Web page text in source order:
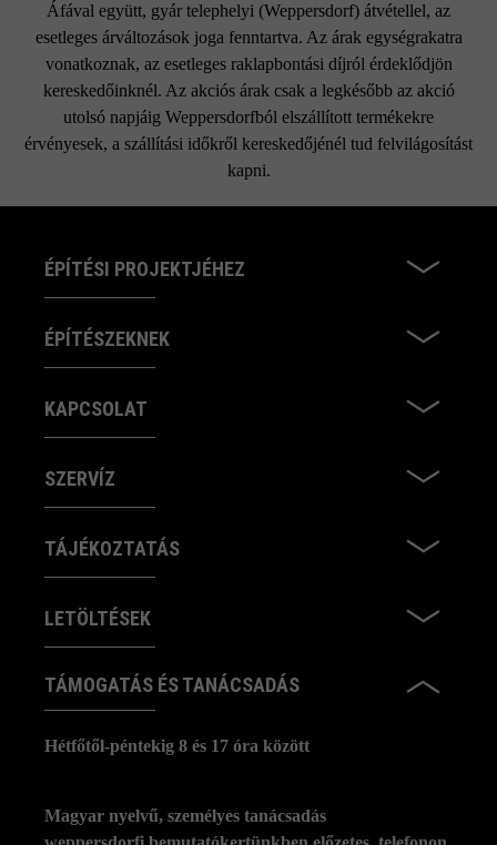
Különböző formátumok használata esetén gyártási okok
miatt színeltérések adódhatnak.
Áfával együtt, gyár telephelyi (Weppersdorf) átvétellel, az
esetleges árváltozások joga fenntartva. Az árak egységrakatra
vonatkoznak, az esetleges raklapbontási díjról érdeklődjön
kereskedőinknél. Az akciós árak csak a legkésőbb az akció
utolsó napjáig Weppersdorfból elszállított termékekre
érvényesek, a szállítási időkről kereskedőjénél tud felvilágosítást
kapni.
ÉPÍTÉSI PROJEKTJÉHEZ
ÉPÍTÉSZEKNEK
KAPCSOLAT
SZERVÍZ
TÁJÉKOZTATÁS
LETÖLTÉSEK
TÁMOGATÁS ÉS TANÁCSADÁS
Hétfőtől-péntekig 8 és 17 óra között
Magyar nyelvű, személyes tanácsadás